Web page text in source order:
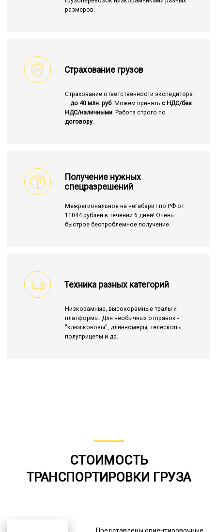
размеров.
Страхование грузов
Страхование ответственности экспедитора
– до 40 млн. руб. Можем принять с НДС/без
НДС/наличными. Работа строго по
договору.
Получение нужных
спецразрешений
Межрегиональное на негабарит по РФ от
11044 рублей в течении 6 дней! Очень
быстрое беспроблемное получение.
Техника разных категорий
Низкорамные, высокорамные тралы и
платформы. Для необычных отправок -
"клюшковозы", длинномеры, телескопы
полуприцепы и др.
СТОИМОСТЬ
ТРАНСПОРТИРОВКИ ГРУЗА
Представлены ориентировочные